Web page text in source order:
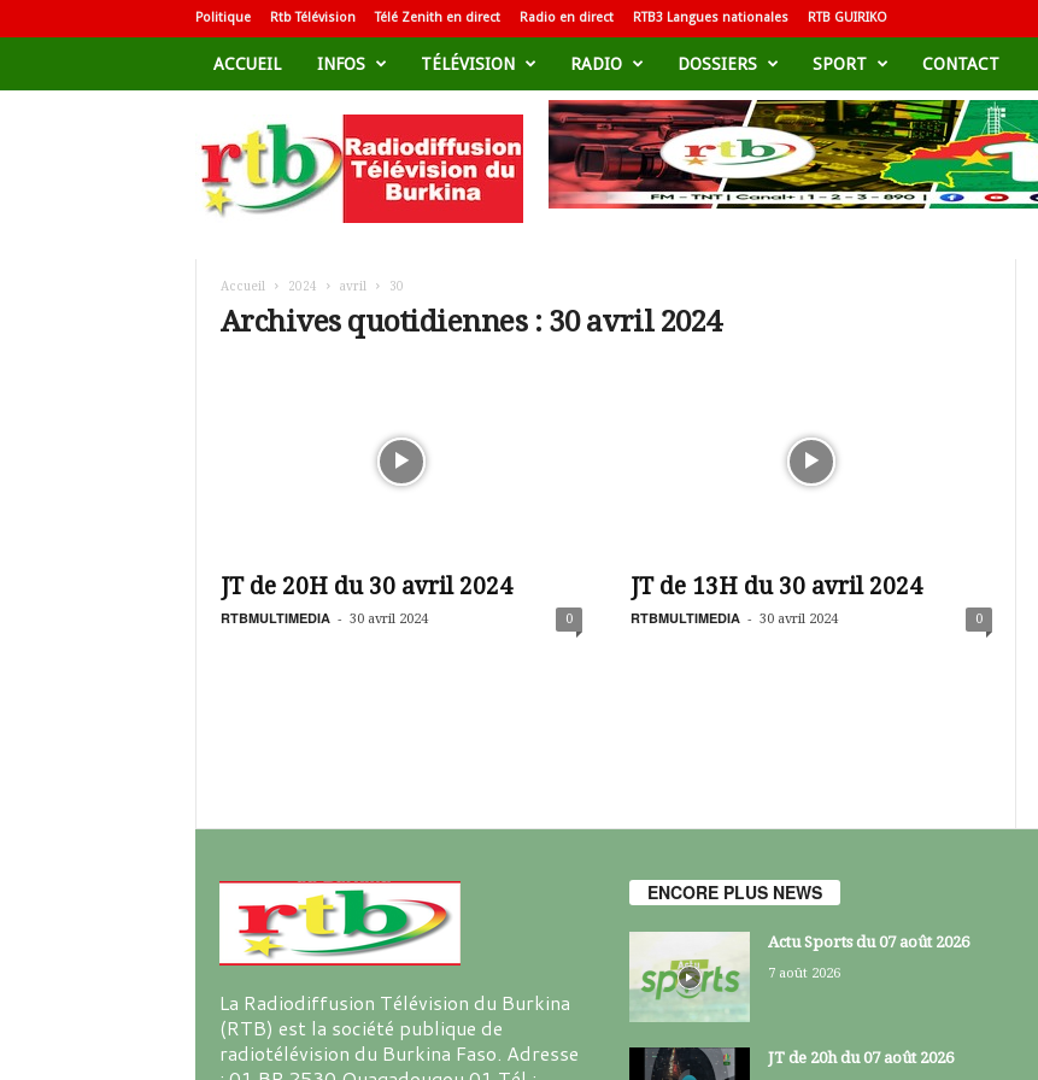
Politique Rtb Télévision Télé Zenith en direct Radio en direct RTB3 Langues nationales RTB GUIRIKO
ACCUEIL INFOS TÉLÉVISION RADIO DOSSIERS SPORT CONTACT
d
i
Accueil 2024 avril 30
Archives quotidiennes : 30 avril 2024
JT de 20H du 30 avril 2024
RTBMULTIMEDIA - 30 avril 2024 0
JT de 13H du 30 avril 2024
RTBMULTIMEDIA - 30 avril 2024 0
La Radiodiffusion Télévision du Burkina
(RTB) est la société publique de
radiotélévision du Burkina Faso. Adresse
ENCORE PLUS NEWS
Actu Sports du 07 août 2026
7 août 2026
JT de 20h du 07 août 2026